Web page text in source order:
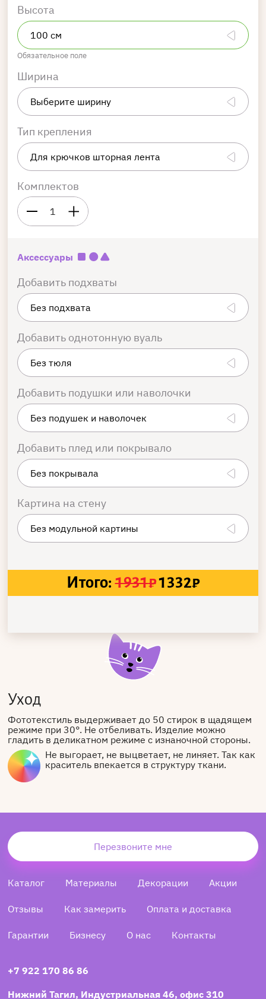
Высота
Обязательное поле
Ширина
Тип крепления
Комплектов
1
Аксессуары
Добавить подхваты
Добавить однотонную вуаль
Добавить подушки или наволочки
Добавить плед или покрывало
Картина на стену
Итого: 1931₽1332₽
Уход
Фототекстиль выдерживает до 50 стирок в щадящем
режиме при 30°. Не отбеливать. Изделие можно
гладить в деликатном режиме с изнаночной стороны.
Не выгорает, не выцветает, не линяет. Так как
краситель впекается в структуру ткани.
Перезвоните мне
Каталог Материалы Декорации Акции
Отзывы Как замерить Оплата и доставка
Гарантии Бизнесу О нас Контакты
+7 922 170 86 86
Нижний Тагил, Индустриальная 46, офис 310